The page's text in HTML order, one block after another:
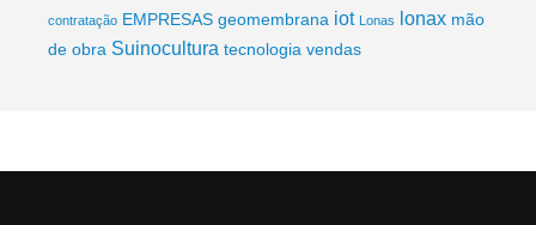
contratação EMPRESAS geomembrana iot Lonas lonax mão
de obra Suinocultura tecnologia vendas